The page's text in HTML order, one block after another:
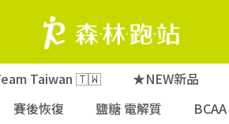
Taiwan 🇹🇼 ★NEW新品
賽後恢復 鹽糖 電解質 BCAA